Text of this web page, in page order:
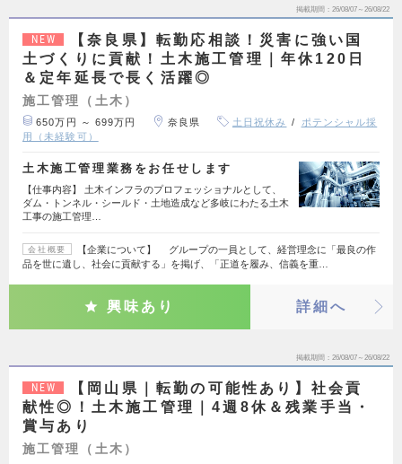
掲載期間 26/08/07～26/08/22
NEW
【奈良県】転勤応相談！災害に強い国
土づくりに貢献！土木施工管理｜年休120日
＆定年延長で長く活躍◎
施工管理（土木）
650万円 ～ 699万円 奈良県 土日祝休み
ポテンシャル採
用（未経験可）
土木施工管理業務をお任せします
【仕事内容】 土木インフラのプロフェッショナルとして、
ダム・トンネル・シールド・土地造成など多岐にわたる土木
工事の施工管理…
会社概要
【企業について】 グループの一員として、経営理念に「最良の作
品を世に遺し、社会に貢献する」を掲げ、「正道を履み、信義を重…
興味あり 詳細へ
掲載期間 26/08/07～26/08/22
NEW
【岡山県｜転勤の可能性あり】社会貢
献性◎！土木施工管理｜4週8休＆残業手当・
賞与あり
施工管理（土木）